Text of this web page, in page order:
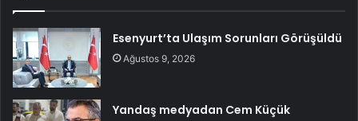
Esenyurt’ta Ulaşım Sorunları Görüşüldü
Ağustos 9, 2026
Yandaş medyadan Cem Küçük